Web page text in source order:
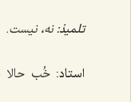
تلمیذ:نه، نیست.
استاد: